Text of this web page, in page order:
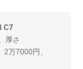
C7
厚さ
万7000円、